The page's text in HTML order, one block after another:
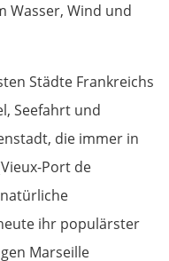
Wasser, Wind und
Städte Frankreichs
Seefahrt und
die immer in
Port de
ihr populärster
Marseille